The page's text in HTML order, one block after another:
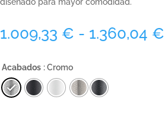
1.009,33 € - 1.360,04 €
Acabados : Cromo